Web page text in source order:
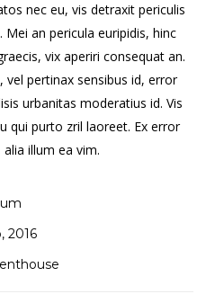
nec eu, vis detraxit periculis
Mei an pericula euripidis, hinc
vix aperiri consequat an.
vel pertinax sensibus id, error
urbanitas moderatius id. Vis
qui purto zril laoreet. Ex error
illum ea vim.
2016